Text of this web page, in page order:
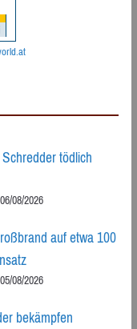
tödlich
08/2026
auf etwa 100
08/2026
bekämpfen